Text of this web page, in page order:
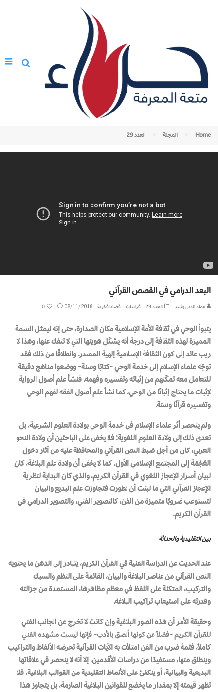
Home المجلة العدد 29
البعد الدرامي في القصص القرآني
عماد الدين رشيد العدد 29 قرآنيات قضايا فكرية 08/11/2018
0
يتبوأ الوحي في ثقافة الأمة الإسلامية مكان الصدارة، حتى إنه ليمثل السمة
المميزة لهذه الثقافة إلى درجة أنه يشكّل هويتها التي لا تنفك عنها، وهذا لا
ريب عائد إلى كون الثقافة الإسلامية إلهية المصدر. وانطلاقًا من ذلك فقد
توجّه علماء الإسلام إلى خدمة الوحي -كتابًا وسنة- ووضعوا مناهج دقيقة
للتعامل معه تمكّنهم من إثباته وتفسيره وفهمه. فنشأ علم أصول الرواية
لإثبات ما يحتاج إثباتًا من الوحي، كما نشأ علم أصول الفقه لفهم الوحي
وتفسيره قرآنًا وسنة.
ولم ينحصر أثر علماء الإسلام في خدمة الوحي بولادة العلوم الشرعية، بل
تعدى ذلك إلى ولادة العلوم اللغوية؛ فلا يخفى على الباحثين أن ولادة النحو
العربي، كان من أجل ضبط النص القرآني والمحافظة عليه من آثار دخول
العُجْمَة إلى المجتمع الإسلامي الأول. كما لا يخفى أن ولادة علم البلاغة، كان
لبيان أسرار الإعجاز اللغوي في القرآن الكريم، والذي كان البداية لنظرية
الإعجاز القرآني التي ما لبثت أن تطورت فتجاوزت علم البديع والبيان
لتستوعب ضروبًا متميزة من الفن، كالتصوير الفني، والتصوير الدرامي في
القرآن الكريم.
بين التقليدية والحداثة
عند الحديث عن الدراسة الفنية في القرآن الكريم، يتبادر إلى الذهن ما يحتويه
النص القرآني من عناصر البلاغة والبيان، القائمة على النظم والسبك
والتركيب، المتكئة على اللفظ في معظم مظاهرها، المستمدة من جزالته
وقدرته على استيعاب تراكيب البلاغة.
وحقيقة الأمر أن هذه الصور البلاغية وإن كانت لا تخرج عن الجانب الفني
للقرآن الكريم -فضلاً عن كونها ألصق بالأدب- فإنها ليست مشهده الفني
كاملاً، فثمة ضرب من الفن امتلأت به الآيات القرآنية تحرضه الألفاظ والتراكيب
وينطلق منها، مستفيدًا من دراسات الأقدمين، إلا أنه لا ينحصر في علاقاتها
البديعية والبيانية، أو ينكفئ على الأنماط التقليدية من القوالب البلاغية، فلا
تظهر قيمته إلا بمقدار ما يخضع للقوانين البلاغية الصارمة، بل يتجاوز هذا